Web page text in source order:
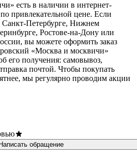
есть в наличии в интернет-
привлекательной цене. Если
Санкт-Петербурге, Нижнем
Ростове-на-Дону или
вы можете оформить заказ
«Москва и москвичи»
его получения: самовывоз,
почтой. Чтобы покупать
мы регулярно проводим акции
Написать обращение